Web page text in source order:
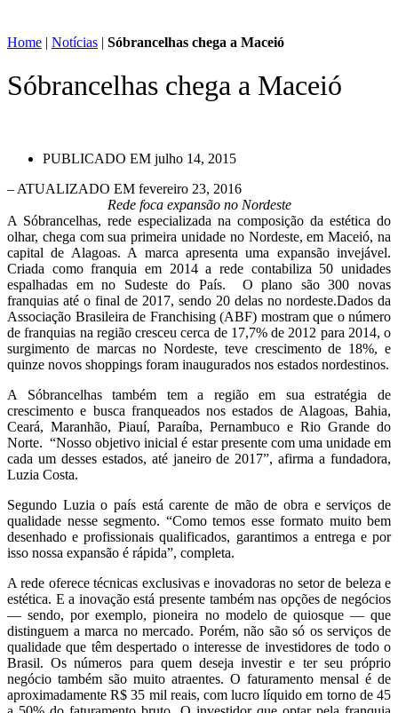
Home | Notícias | Sóbrancelhas chega a Maceió
Sóbrancelhas chega a Maceió
PUBLICADO EM julho 14, 2015
– ATUALIZADO EM fevereiro 23, 2016
Rede foca expansão no Nordeste
A Sóbrancelhas, rede especializada na composição da estética do
olhar, chega com sua primeira unidade no Nordeste, em Maceió, na
capital de Alagoas. A marca apresenta uma expansão invejável.
Criada como franquia em 2014 a rede contabiliza 50 unidades
espalhadas em no Sudeste do País. O plano são 300 novas
franquias até o final de 2017, sendo 20 delas no nordeste.Dados da
Associação Brasileira de Franchising (ABF) mostram que o número
de franquias na região cresceu cerca de 17,7% de 2012 para 2014, o
surgimento de marcas no Nordeste, teve crescimento de 18%, e
quinze novos shoppings foram inaugurados nos estados nordestinos.
A Sóbrancelhas também tem a região em sua estratégia de
crescimento e busca franqueados nos estados de Alagoas, Bahia,
Ceará, Maranhão, Piauí, Paraíba, Pernambuco e Rio Grande do
Norte. “Nosso objetivo inicial é estar presente com uma unidade em
cada um desses estados, até janeiro de 2017”, afirma a fundadora,
Luzia Costa.
Segundo Luzia o país está carente de mão de obra e serviços de
qualidade nesse segmento. “Como temos esse formato muito bem
desenhado e profissionais qualificados, garantimos a entrega e por
isso nossa expansão é rápida”, completa.
A rede oferece técnicas exclusivas e inovadoras no setor de beleza e
estética. E a inovação está presente também nas opções de negócios
— sendo, por exemplo, pioneira no modelo de quiosque — que
distinguem a marca no mercado. Porém, não são só os serviços de
qualidade que têm despertado o interesse de investidores de todo o
Brasil. Os números para quem deseja investir e ter seu próprio
negócio também são muito atraentes. O faturamento mensal é de
aproximadamente R$ 35 mil reais, com lucro líquido em torno de 45